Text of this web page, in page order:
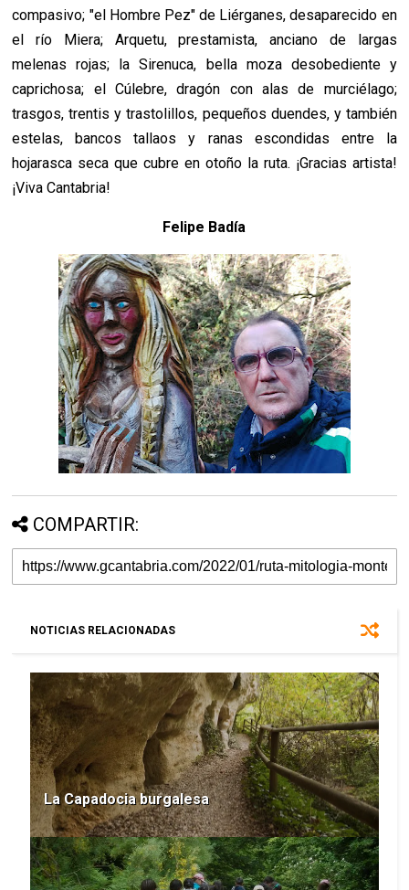
compasivo; "el Hombre Pez" de Liérganes, desaparecido en
el río Miera; Arquetu, prestamista, anciano de largas
melenas rojas; la Sirenuca, bella moza desobediente y
caprichosa; el Cúlebre, dragón con alas de murciélago;
trasgos, trentis y trastolillos, pequeños duendes, y también
estelas, bancos tallaos y ranas escondidas entre la
hojarasca seca que cubre en otoño la ruta. ¡Gracias artista!
¡Viva Cantabria!
Felipe Badía
COMPARTIR:
NOTICIAS RELACIONADAS
La Capadocia burgalesa